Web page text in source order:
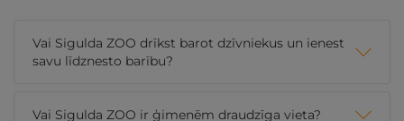
Vai Sigulda ZOO drīkst barot dzīvniekus un ienest
savu līdznesto barību?
Vai Sigulda ZOO ir ģimenēm draudzīga vieta?